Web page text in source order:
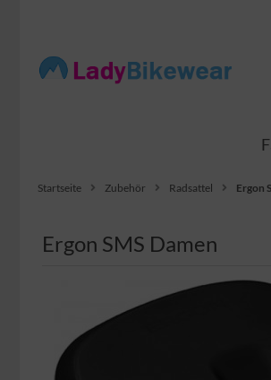
Startseite Zubehör Radsattel Ergon
Ergon SMS Damen